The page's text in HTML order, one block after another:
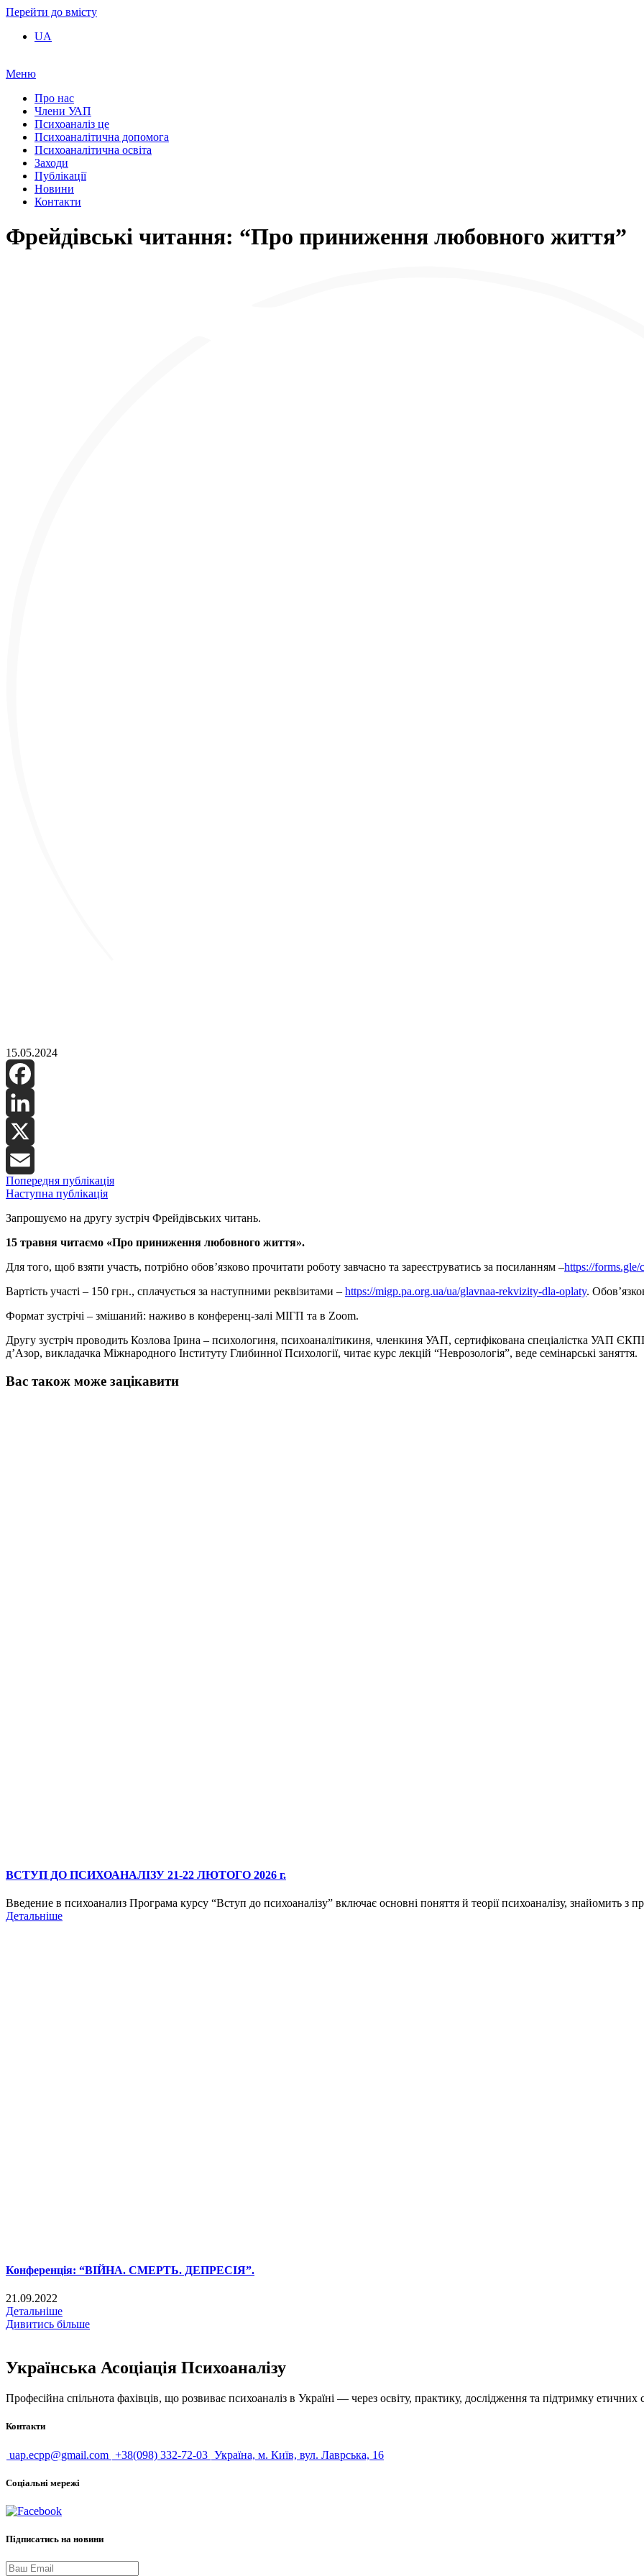
Перейти до вмісту
UA
Меню
Про нас
Члени УАП
Психоаналіз це
Психоаналітична допомога
Психоаналітична освіта
Заходи
Публікації
Новини
Контакти
Фрейдівські читання: “Про приниження любовного життя”
15.05.2024
Facebook
LinkedIn
X
Email
Попередня публікація
Наступна публікація
Запрошуємо на другу зустріч Фрейдівських читань.
15 травня читаємо «Про приниження любовного життя».
Для того, щоб взяти участь, потрібно обов’язково прочитати роботу завчасно та зареєструватись за посиланням –https://
Вартість участі – 150 грн., сплачується за наступними реквізитами – https://migp.pa.org.ua/ua/glavnaa-rekvizity-dla-oplaty.
Формат зустрічі – змішаний: наживо в конференц-залі МІГП та в Zoom.
Другу зустріч проводить Козлова Ірина – психологиня, психоаналітикиня, членкиня УАП, сертифікована спеціалістка УАП
д’Азор, викладачка Міжнародного Інституту Глибинної Психології, читає курс лекцій “Неврозологія”, веде семінарські заняття.
Вас також може зацікавити
ВСТУП ДО ПСИХОАНАЛІЗУ 21-22 ЛЮТОГО 2026 г.
Введение в психоанализ Програма курсу “Вступ до психоаналізу” включає основні поняття й теорії психоаналізу, знайомить з
Детальніше
Конференція: “ВІЙНА. СМЕРТЬ. ДЕПРЕСІЯ”.
21.09.2022
Детальніше
Дивитись більше
Українська Асоціація Психоаналізу
Професійна спільнота фахівців, що розвиває психоаналіз в Україні — через освіту, практику, дослідження та підтримку етичних
Контакти
uap.ecpp@gmail.com +38(098) 332-72-03 Україна, м. Київ, вул. Лаврська, 16
Соціальні мережі
Підписатись на новини